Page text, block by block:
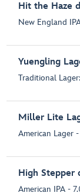
Hit the Haze
New England
Yuengling
Traditional
Miller Lite
American Lager
High Stepper
American IPA -